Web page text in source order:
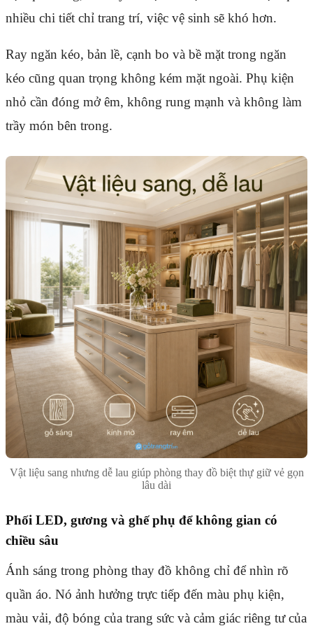
nhiều chi tiết chỉ trang trí, việc vệ sinh sẽ khó hơn.
Ray ngăn kéo, bản lề, cạnh bo và bề mặt trong ngăn
kéo cũng quan trọng không kém mặt ngoài. Phụ kiện
nhỏ cần đóng mở êm, không rung mạnh và không làm
trầy món bên trong.
Vật liệu sang nhưng dễ lau giúp phòng thay đồ biệt thự giữ vẻ gọn
lâu dài
Phối LED, gương và ghế phụ để không gian có
chiều sâu
Ánh sáng trong phòng thay đồ không chỉ để nhìn rõ
quần áo. Nó ảnh hưởng trực tiếp đến màu phụ kiện,
màu vải, độ bóng của trang sức và cảm giác riêng tư của